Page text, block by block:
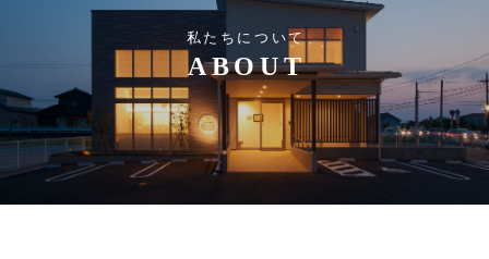
私たちについて
ABOUT